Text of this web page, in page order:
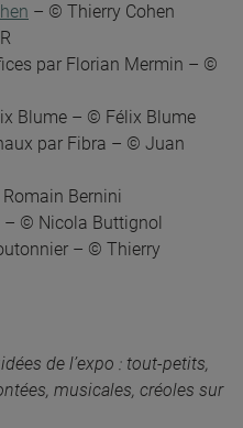
– © Thierry Cohen
par Florian Mermin – ©
Blume – © Félix Blume
par Fibra – © Juan
Bernini
– © Nicola Buttignol
– © Thierry
de l’expo : tout-petits,
musicales, créoles sur